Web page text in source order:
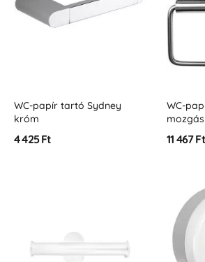
WC-papír tartó Sydney
króm
4 425 Ft
WC-
32,
acél
11 467 Ft